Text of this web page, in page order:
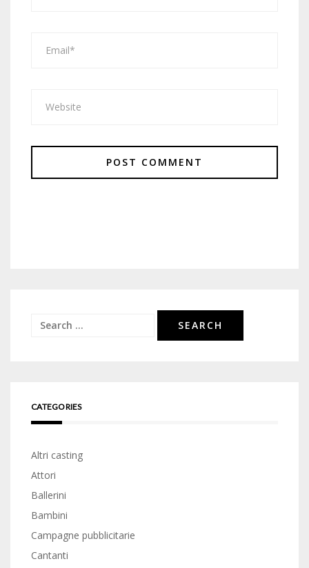
Search
CATEGORIES
Altri casting
Attori
Ballerini
Bambini
Campagne pubblicitarie
Cantanti